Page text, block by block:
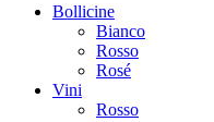
Bollicine
Bianco
Rosso
Rosé
Vini
Rosso